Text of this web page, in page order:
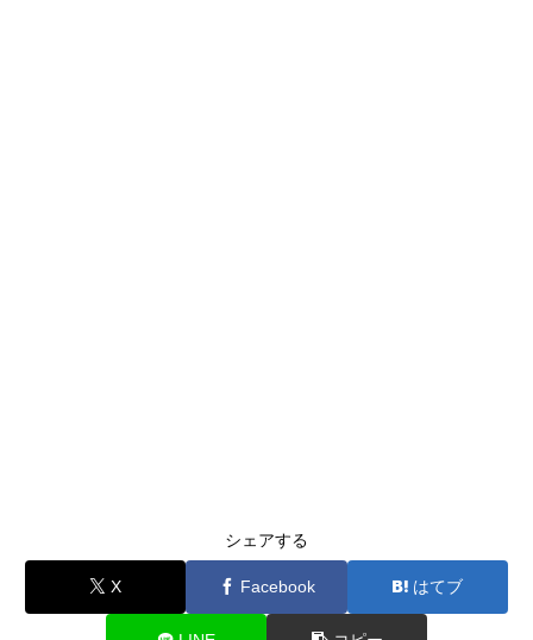
シェアする
X Facebook はてブ